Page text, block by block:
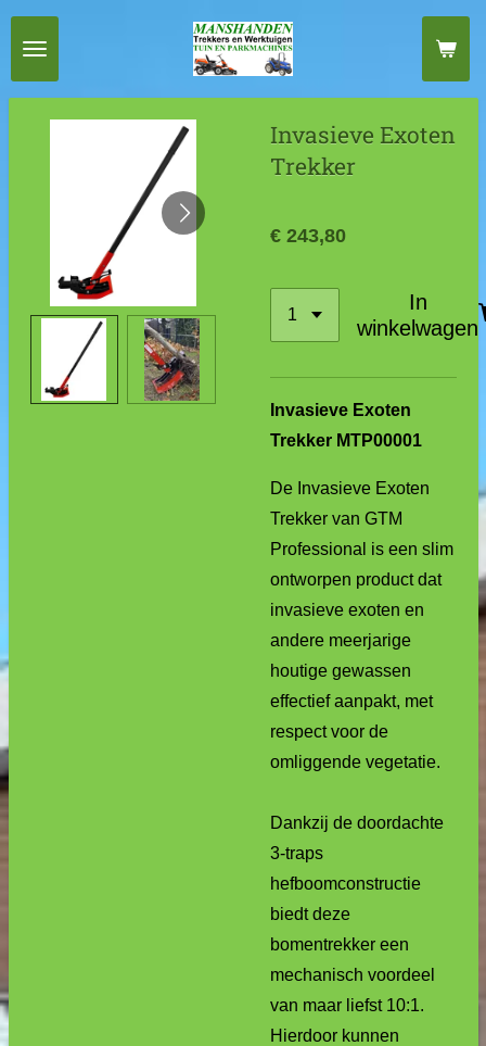
Ga
direct
naar
Invasieve Exoten
Trekker
€ 243,80
In
winkelwagen
Invasieve Exoten
Trekker MTP00001
De Invasieve Exoten
Trekker van GTM
Professional is een slim
ontworpen product dat
invasieve exoten en
andere meerjarige
houtige gewassen
effectief aanpakt, met
respect voor de
omliggende vegetatie.
Dankzij de doordachte
3-traps
hefboomconstructie
biedt deze
bomentrekker een
mechanisch voordeel
van maar liefst 10:1.
Hierdoor kunnen